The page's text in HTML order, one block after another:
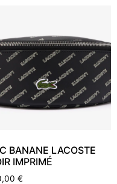
BANANE LACOSTE
IMPRIMÉ
€